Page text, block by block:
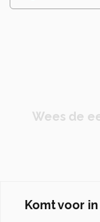
Wees de
Komt voor in